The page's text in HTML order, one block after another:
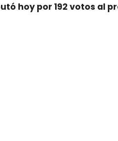
hoy por 192 votos al